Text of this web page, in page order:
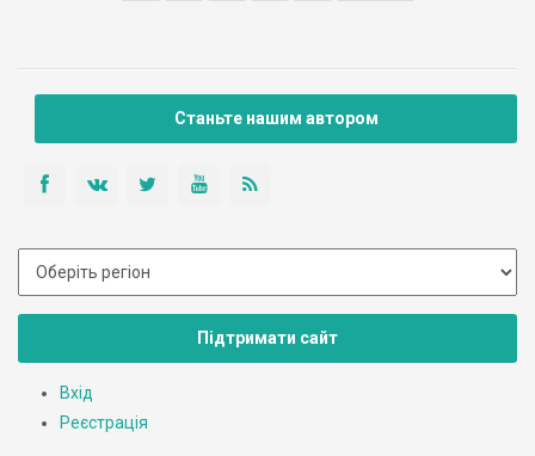
Станьте нашим автором
Підтримати сайт
Вхід
Реєстрація